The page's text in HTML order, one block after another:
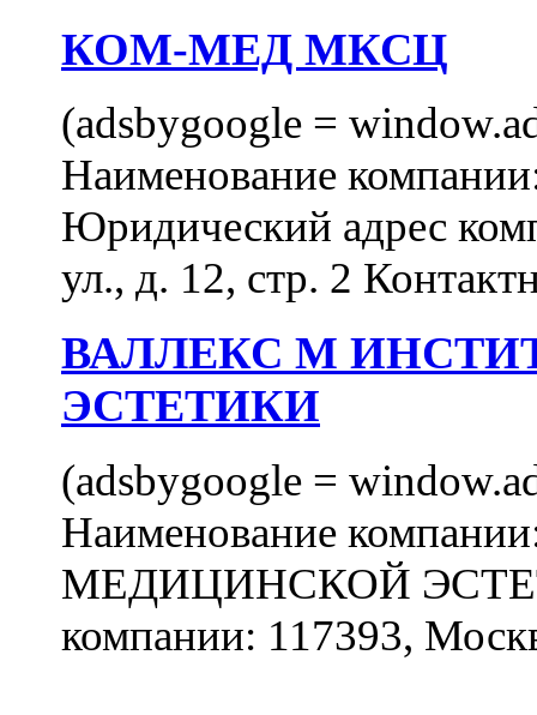
КОМ-МЕД МКСЦ
(adsbygoogle =
Наименование
Юридический адрес
ул., д. 12, стр. 2
ВАЛЛЕКС М
ЭСТЕТИКИ
(adsbygoogle =
Наименование
МЕДИЦИНСКОЙ
компании: 117393,